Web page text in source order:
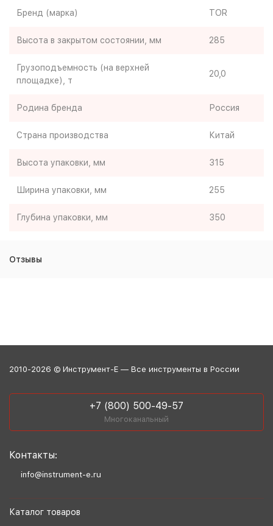
Бренд (марка) TOR
Высота в закрытом состоянии, мм 285
Грузоподъемность (на верхней
площадке), т
20,0
Родина бренда Россия
Страна производства Китай
Высота упаковки, мм 315
Ширина упаковки, мм 255
Глубина упаковки, мм 350
Отзывы
2010-2026 © Инструмент-Е — Все инструменты в России
+7 (800) 500-49-57
Многоканальный
Контакты:
info@instrument-e.ru
Каталог товаров